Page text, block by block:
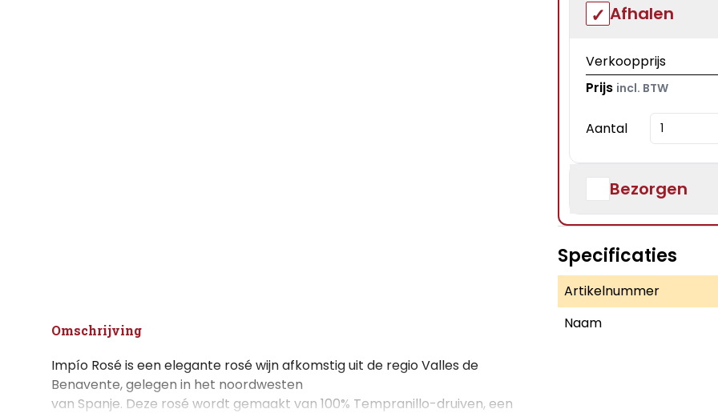
Omschrijving
Impío Rosé is een elegante rosé wijn afkomstig uit de regio Valles de
Benavente, gelegen in het noordwesten
van Spanje. Deze rosé wordt gemaakt van 100% Tempranillo-druiven, een
Afhalen
Verkoopprijs
Prijs incl. BTW
Aantal
Bezorgen
Specificaties
Artikelnummer
Naam